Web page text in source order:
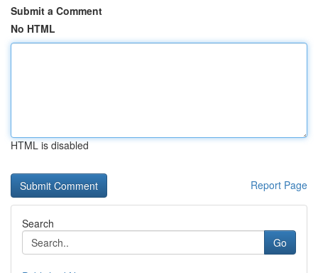
Submit a Comment
No HTML
HTML is disabled
Report Page
Search
Go